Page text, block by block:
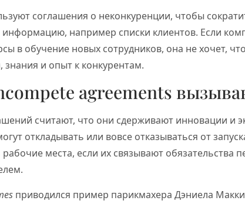
соглашения о неконкуренции, чтобы
например списки клиентов. Если
в обучение новых сотрудников, она не хочет,
и опыт к конкурентам.
agreements
считают, что они сдерживают инновации и
откладывать или вовсе отказываться от
рабочие места, если их связывают обязательства
приводился пример парикмахера Дэниела